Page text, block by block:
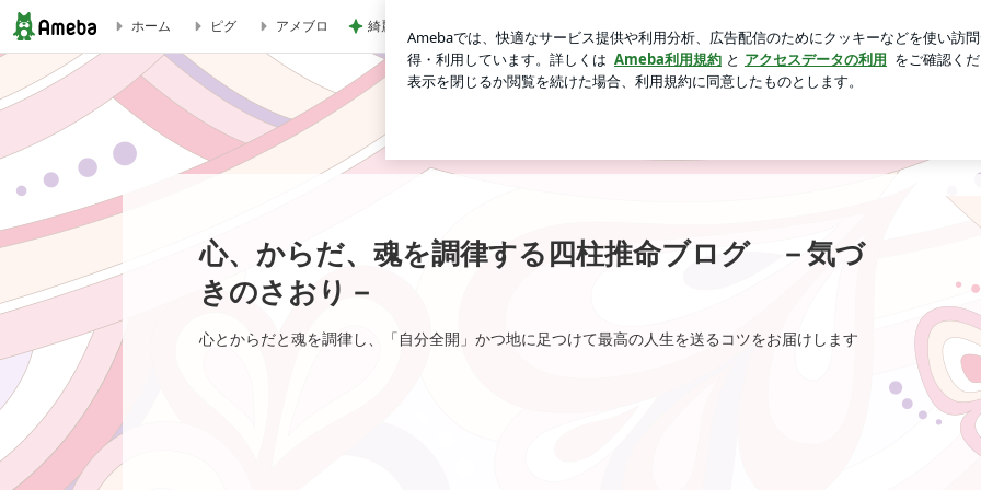
心、からだ、魂を調律する四柱推命ブログ －気づきのさおり－
ホーム ピグ アメブロ 綺麗に使ってくれた大家さんの言葉
心、からだ、魂を調律する四柱推命ブログ －気づ
きのさおり－
心とからだと魂を調律し、「自分全開」かつ地に足つけて最高の人生を送るコツをお届けします